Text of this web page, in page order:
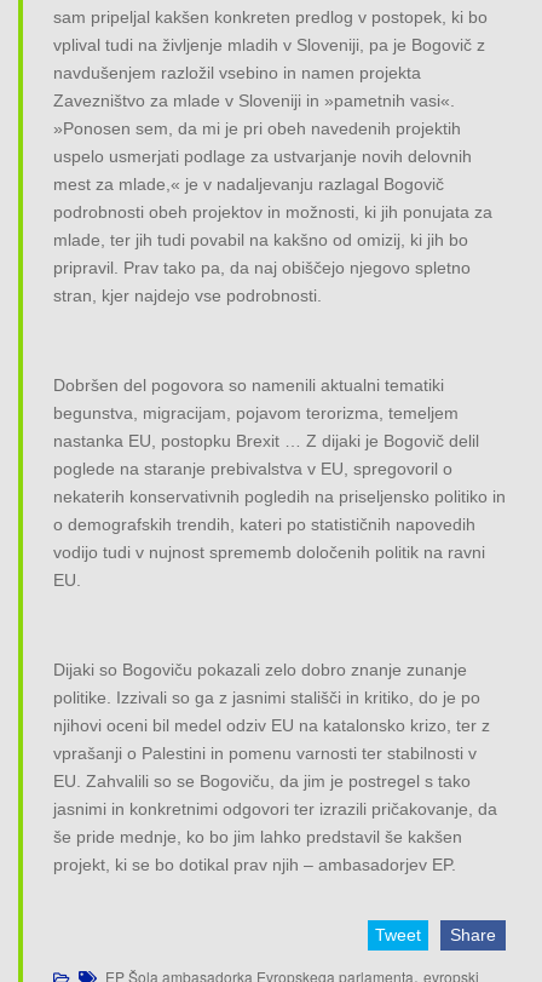
sam pripeljal kakšen konkreten predlog v postopek, ki bo
vplival tudi na življenje mladih v Sloveniji, pa je Bogovič z
navdušenjem razložil vsebino in namen projekta
Zavezništvo za mlade v Sloveniji in »pametnih vasi«.
»Ponosen sem, da mi je pri obeh navedenih projektih
uspelo usmerjati podlage za ustvarjanje novih delovnih
mest za mlade,« je v nadaljevanju razlagal Bogovič
podrobnosti obeh projektov in možnosti, ki jih ponujata za
mlade, ter jih tudi povabil na kakšno od omizij, ki jih bo
pripravil. Prav tako pa, da naj obiščejo njegovo spletno
stran, kjer najdejo vse podrobnosti.
Dobršen del pogovora so namenili aktualni tematiki
begunstva, migracijam, pojavom terorizma, temeljem
nastanka EU, postopku Brexit … Z dijaki je Bogovič delil
poglede na staranje prebivalstva v EU, spregovoril o
nekaterih konservativnih pogledih na priseljensko politiko in
o demografskih trendih, kateri po statističnih napovedih
vodijo tudi v nujnost sprememb določenih politik na ravni
EU.
Dijaki so Bogoviču pokazali zelo dobro znanje zunanje
politike. Izzivali so ga z jasnimi stališči in kritiko, do je po
njihovi oceni bil medel odziv EU na katalonsko krizo, ter z
vprašanji o Palestini in pomenu varnosti ter stabilnosti v
EU. Zahvalili so se Bogoviču, da jim je postregel s tako
jasnimi in konkretnimi odgovori ter izrazili pričakovanje, da
še pride mednje, ko bo jim lahko predstavil še kakšen
projekt, ki se bo dotikal prav njih – ambasadorjev EP.
Tweet Share
EP Šola ambasadorka Evropskega parlamenta, evropski